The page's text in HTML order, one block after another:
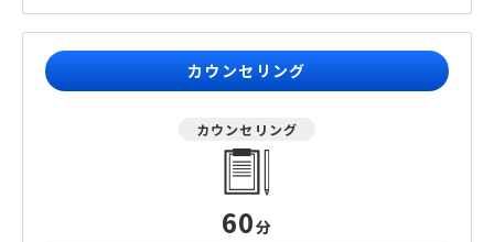
カウンセリング
カウンセリング
60分